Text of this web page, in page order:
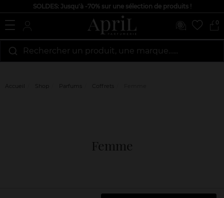
SOLDES: Jusqu'à -70% sur une sélection de produits !
0
Rechercher un produit, une marque…...
Accueil Shop Parfums Coffrets
Femme